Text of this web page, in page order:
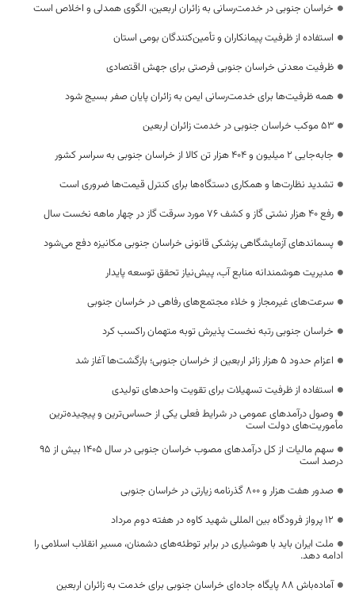
خراسان جنوبی در خدمت‌رسانی به زائران اربعین، الگوی همدلی و اخلاص است
استفاده از ظرفیت پیمانکاران و تأمین‌کنندگان بومی استان
ظرفیت معدنی خراسان جنوبی فرصتی برای جهش اقتصادی
همه ظرفیت‌ها برای خدمت‌رسانی ایمن به زائران پایان صفر بسیج شود
53 موکب خراسان جنوبی در خدمت زائران اربعین
جابه‌جایی 2 میلیون و 404 هزار تن کالا از خراسان جنوبی به سراسر کشور
تشدید نظارت‌ها و همکاری دستگاه‌ها برای کنترل قیمت‌ها ضروری است
رفع 40 هزار نشتی گاز و کشف 76 مورد سرقت گاز در چهار ماهه نخست سال
پسماندهای آزمایشگاهی پزشکی قانونی خراسان جنوبی مکانیزه دفع می‌شود
مدیریت هوشمندانه منابع آب، پیش‌نیاز تحقق توسعه پایدار
سرعت‌های غیرمجاز و خلاء مجتمع‌های رفاهی در خراسان جنوبی
خراسان جنوبی رتبه نخست پذیرش توبه متهمان راکسب کرد
اعزام حدود 5 هزار زائر اربعین از خراسان جنوبی؛ بازگشت‌ها آغاز شد
استفاده از ظرفیت تسهیلات برای تقویت واحدهای تولیدی
وصول درآمدهای عمومی در شرایط فعلی یکی از حساس‌ترین و پیچیده‌ترین
مأموریت‌های دولت است
سهم مالیات از کل درآمدهای مصوب خراسان جنوبی در سال ۱۴۰۵ بیش از ۹۵
درصد است
صدور هفت هزار و ۸۰۰ گذرنامه زیارتی در خراسان جنوبی
۱۲ پرواز فرودگاه بین المللی شهید کاوه در هفته دوم مرداد
ملت ایران باید با هوشیاری در برابر توطئه‌های دشمنان، مسیر انقلاب اسلامی را
ادامه دهد.
آماده‌باش ۸۸ پایگاه جاده‌ای خراسان جنوبی برای خدمت به زائران اربعین